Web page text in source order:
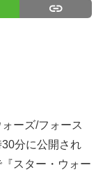
ーズ/フォース
分に公開され
スター・ウォー